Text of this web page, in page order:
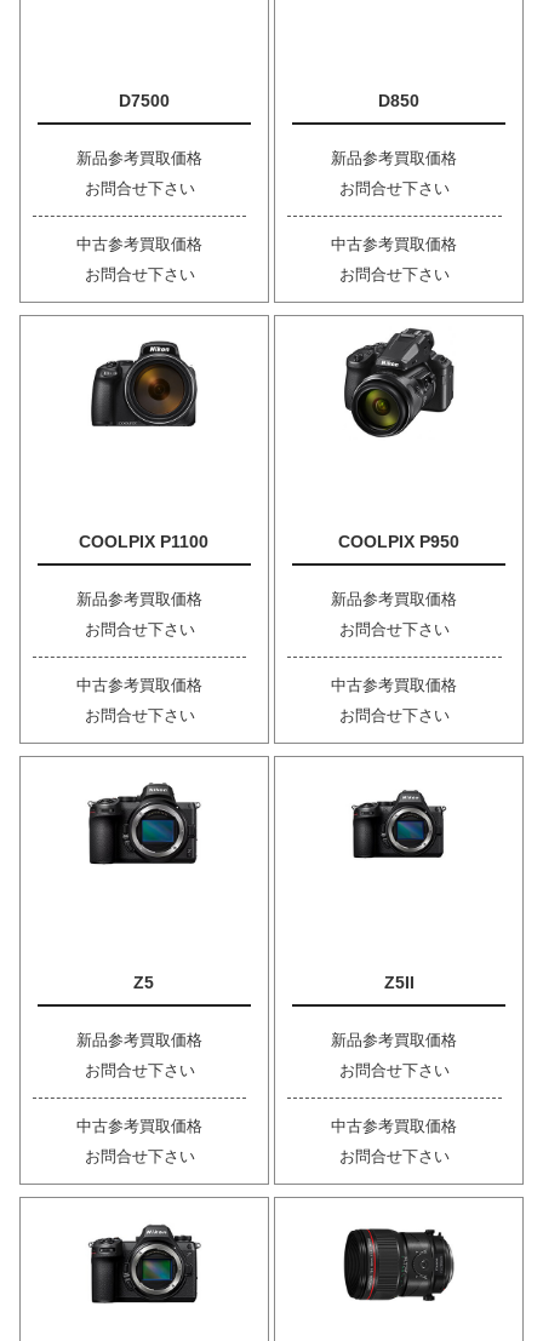
D7500
新品参考買取価格
お問合せ下さい
中古参考買取価格
お問合せ下さい
D850
新品参考買取価格
お問合せ下さい
中古参考買取価格
お問合せ下さい
COOLPIX P1100
新品参考買取価格
お問合せ下さい
中古参考買取価格
お問合せ下さい
COOLPIX P950
新品参考買取価格
お問合せ下さい
中古参考買取価格
お問合せ下さい
Z5
新品参考買取価格
お問合せ下さい
中古参考買取価格
お問合せ下さい
Z5II
新品参考買取価格
お問合せ下さい
中古参考買取価格
お問合せ下さい